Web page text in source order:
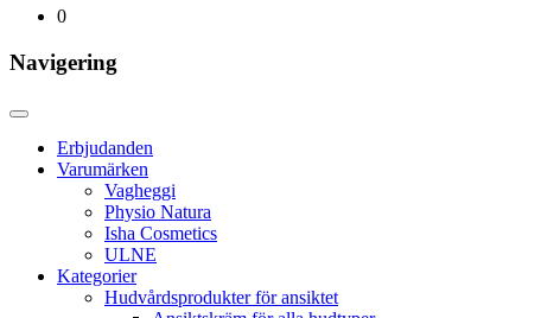
0
Navigering
Erbjudanden
Varumärken
Vagheggi
Physio Natura
Isha Cosmetics
ULNE
Kategorier
Hudvårdsprodukter för ansiktet